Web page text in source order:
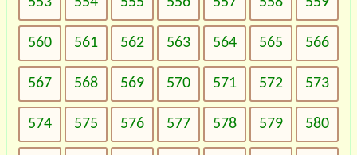
560 561 562 563 564 565 566
567 568 569 570 571 572 573
574 575 576 577 578 579 580